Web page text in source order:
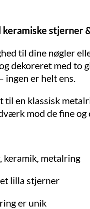
stjerner
til dine nøgler
dekoreret med to
ingen er helt ens.
en klassisk
mod de fine
metalring
lilla stjerner
er unik